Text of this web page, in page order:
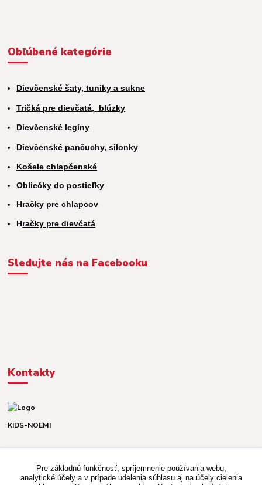
Obľúbené kategórie
Dievčenské šaty, tuniky a sukne
Tričká pre dievčatá, blúzky
Dievčenské legíny
Dievčenské pančuchy, silonky
Košele chlapčenské
Obliečky do postieľky
Hračky pre chlapcov
Hračky pre dievčatá
Sledujte nás na Facebooku
Kontakty
KIDS-NOEMI
(Po-Pia, 8-16 hod.)
Pre základnú funkčnosť, spríjemnenie používania webu,
analytické účely a v prípade udelenia súhlasu aj na účely cielenia